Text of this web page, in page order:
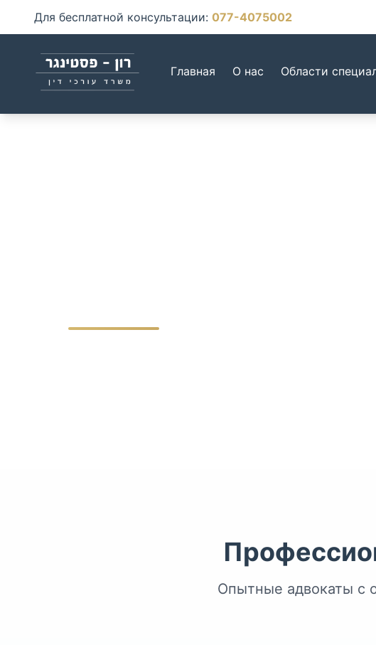
Для бесплатной консультации: 077-4075002
Главная О нас Области
Опытные адвокаты с